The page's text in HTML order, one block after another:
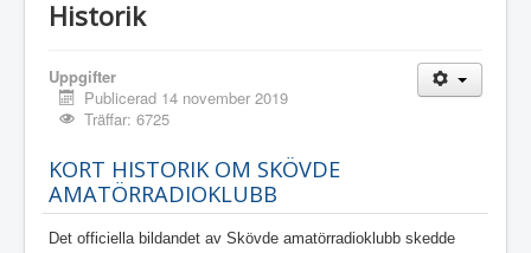
Information
Aktiviteter
Medlem
Shop
Historik
Uppgifter
Publicerad 14 november 2019
Träffar: 6725
KORT HISTORIK OM SKÖVDE
AMATÖRRADIOKLUBB
Det officiella bildandet av Skövde amatörradioklubb skedde